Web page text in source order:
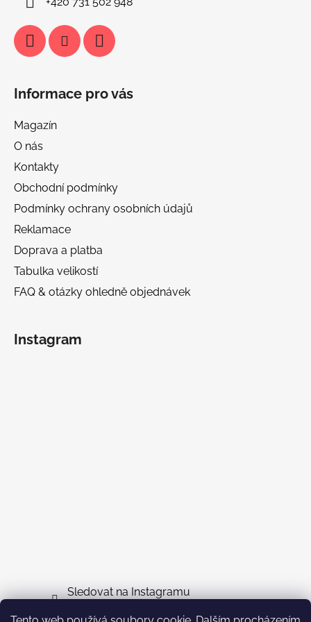
Informace pro vás
Magazín
O nás
Kontakty
Obchodní podmínky
Podmínky ochrany osobních údajů
Reklamace
Doprava a platba
Tabulka velikostí
FAQ & otázky ohledně objednávek
Instagram
Sledovat na Instagramu